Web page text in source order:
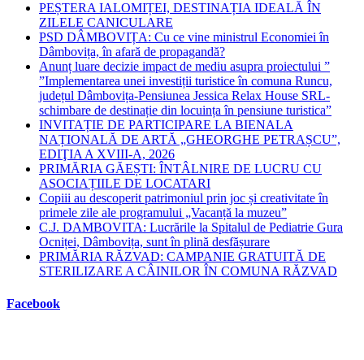
PEȘTERA IALOMIȚEI, DESTINAȚIA IDEALĂ ÎN
ZILELE CANICULARE
PSD DÂMBOVIȚA: Cu ce vine ministrul Economiei în
Dâmbovița, în afară de propagandă?
Anunț luare decizie impact de mediu asupra proiectului ”
”Implementarea unei investiții turistice în comuna Runcu,
județul Dâmbovița-Pensiunea Jessica Relax House SRL-
schimbare de destinație din locuința în pensiune turistica”
INVITAȚIE DE PARTICIPARE LA BIENALA
NAȚIONALĂ DE ARTĂ „GHEORGHE PETRAȘCU”,
EDIŢIA A XVIII-A, 2026
PRIMĂRIA GĂEȘTI: ÎNTÂLNIRE DE LUCRU CU
ASOCIAȚIILE DE LOCATARI
Copiii au descoperit patrimoniul prin joc și creativitate în
primele zile ale programului „Vacanță la muzeu”
C.J. DAMBOVITA: Lucrările la Spitalul de Pediatrie Gura
Ocniței, Dâmbovița, sunt în plină desfășurare
PRIMĂRIA RĂZVAD: CAMPANIE GRATUITĂ DE
STERILIZARE A CÂINILOR ÎN COMUNA RĂZVAD
Facebook